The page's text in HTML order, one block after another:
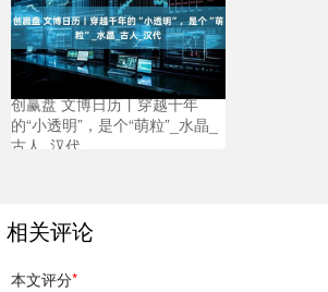
创赢盘 文博日历丨穿越千年
的“小透明”，是个“萌粒”_水晶_
古人_汉代
相关评论
本文评分*